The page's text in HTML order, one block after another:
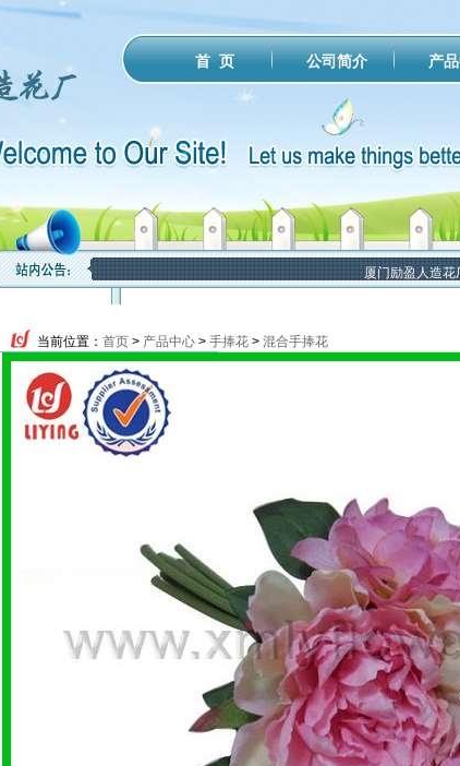
首 页 公司简介 产
厦门励盈人造花厂
当前位置： 首页 > 产品中心 > 手捧花 > 混合手捧花